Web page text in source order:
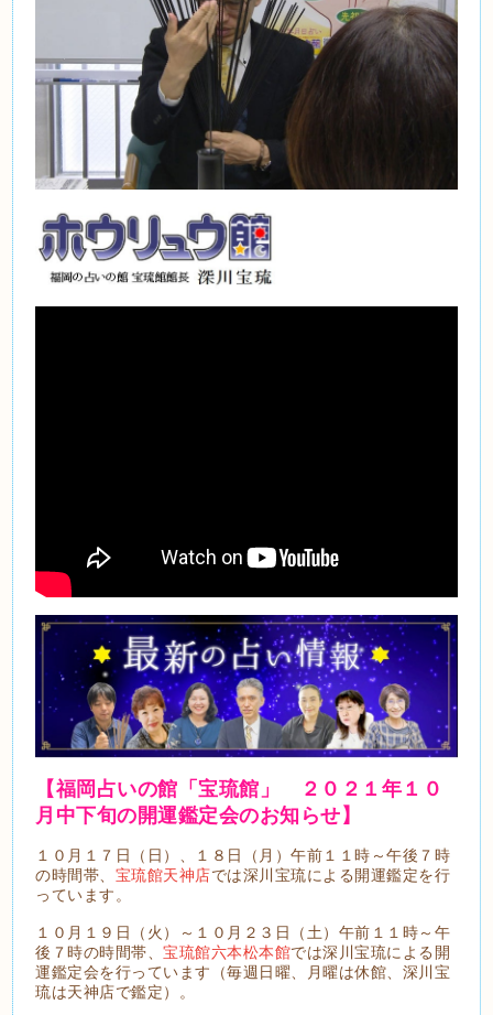
【福岡占いの館「宝琉館」 ２０２１年１０
月中下旬の開運鑑定会のお知らせ】
１０月１７日（日）、１８日（月）午前１１時～午後７時
の時間帯、 宝琉館天神店では深川宝琉による開運鑑定を行
っています。
１０月１９日（火）～１０月２３日（土）午前１１時～午
後７時の時間帯、宝琉館六本松本館では深川宝琉による開
運鑑定会を行っています（毎週日曜、月曜は休館、深川宝
琉は天神店で鑑定）。